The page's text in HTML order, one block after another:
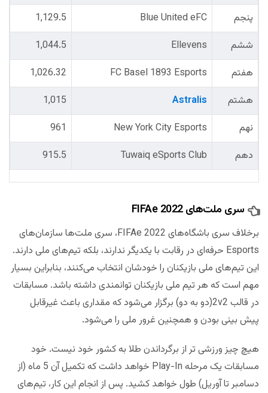
پنجم
Blue United eFC
1,129.5
ششم
Ellevens
1,044.5
هفتم
FC Basel 1893 Esports
1,026.32
هشتم
Astralis
1,015
نهم
New York City Esports
961
دهم
Tuwaiq eSports Club
915.5
سری ملت‌های FIFAe 2022
برخلاف سری باشگاه‌های FIFAe 2022، سری ملت‌ها سازمان‌های
Esports حرفه‌ای در رقابت با یکدیگر ندارند، بلکه تیم‌های ملی دارند.
این تیم‌های ملی بازیکنان را خودشان انتخاب می‌کنند، بنابراین بسیار
مهم است که هر تیم ملی بازیکنان توانمندی داشته باشد. مسابقات
در قالب 2v2(دو به دو) برگزار می‌شود که مقداری باعث غیرقابل
پیش بینی بودن و همچنین غرور ملی را می‌شود.
هیچ چیز ورزشی تر از برگرداندن طلا به کشور خود نیست. خود
مسابقات یک مرحله Play-In خواهد داشت که تکمیل آن 5 ماه (از
دسامبر تا آوریل) طول خواهد کشید. پس از انجام این کار، تیم‌های